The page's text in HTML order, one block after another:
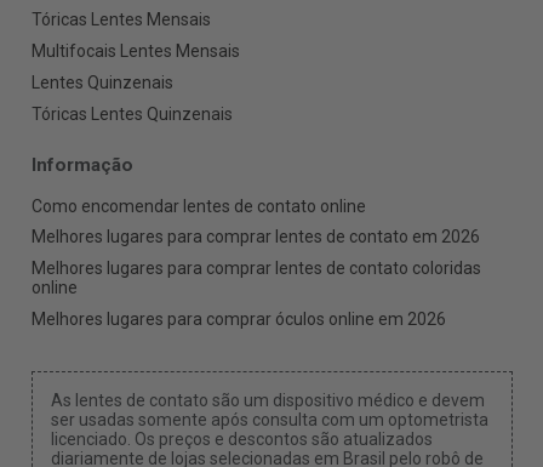
Tóricas Lentes Mensais
Multifocais Lentes Mensais
Lentes Quinzenais
Tóricas Lentes Quinzenais
Informação
Como encomendar lentes de contato online
Melhores lugares para comprar lentes de contato em 2026
Melhores lugares para comprar lentes de contato coloridas
online
Melhores lugares para comprar óculos online em 2026
As lentes de contato são um dispositivo médico e devem
ser usadas somente após consulta com um optometrista
licenciado. Os preços e descontos são atualizados
diariamente de lojas selecionadas em Brasil pelo robô de